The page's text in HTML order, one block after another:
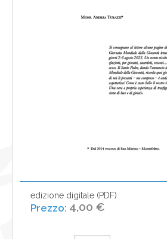
edizione digitale (PDF)
4,00 €